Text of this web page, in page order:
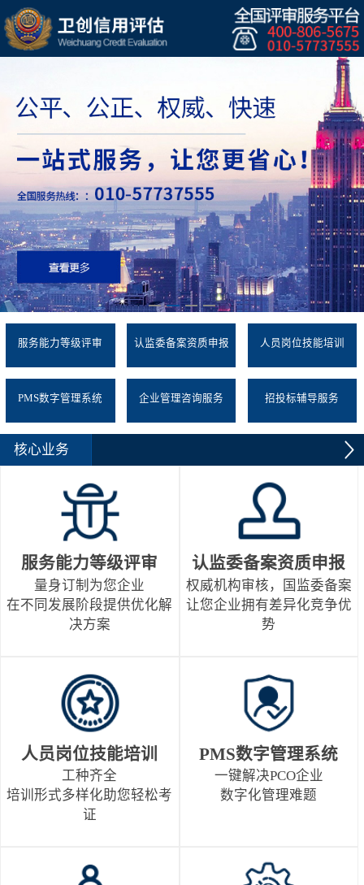
服务能力等级评审 认监委备案资质申报 人员岗位技能培训
PMS数字管理系统 企业管理咨询服务 招投标辅导服务
核心业务
服务能力等级评审
量身订制为您企业
在不同发展阶段提供优化解
决方案
认监委备案资质申报
权威机构审核，国监委备案
让您企业拥有差异化竞争优
势
人员岗位技能培训
工种齐全
培训形式多样化助您轻松考
证
PMS数字管理系统
一键解决PCO企业
数字化管理难题